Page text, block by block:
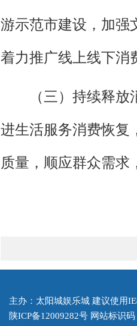
游示范市建设，加强
着力推广线上线下消
（三）持续释
进生活服务消费恢复
质量，顺应群众需求
主办：太阳城娱乐城 建议使用
陕ICP备12009282号 网站标识